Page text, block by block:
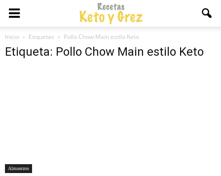
Inicio Etiquetas Pollo Chow Main estilo Keto
Etiqueta: Pollo Chow Main estilo Keto
Almuerzos